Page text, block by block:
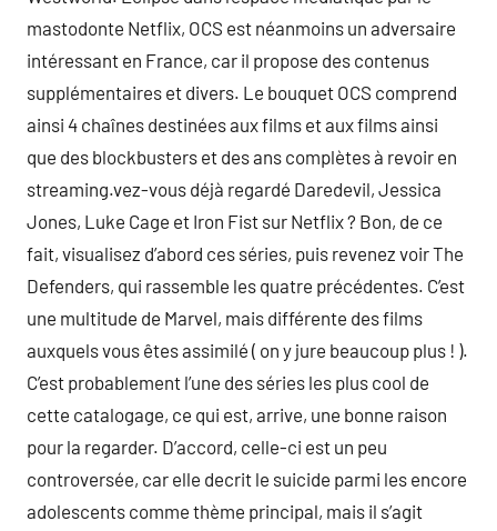
mastodonte Netflix, OCS est néanmoins un adversaire
intéressant en France, car il propose des contenus
supplémentaires et divers. Le bouquet OCS comprend
ainsi 4 chaînes destinées aux films et aux films ainsi
que des blockbusters et des ans complètes à revoir en
streaming.vez-vous déjà regardé Daredevil, Jessica
Jones, Luke Cage et Iron Fist sur Netflix ? Bon, de ce
fait, visualisez d’abord ces séries, puis revenez voir The
Defenders, qui rassemble les quatre précédentes. C’est
une multitude de Marvel, mais différente des films
auxquels vous êtes assimilé ( on y jure beaucoup plus ! ).
C’est probablement l’une des séries les plus cool de
cette catalogage, ce qui est, arrive, une bonne raison
pour la regarder. D’accord, celle-ci est un peu
controversée, car elle decrit le suicide parmi les encore
adolescents comme thème principal, mais il s’agit